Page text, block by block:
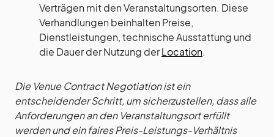
Verträgen mit den Veranstaltungsorten. Diese
Verhandlungen beinhalten Preise,
Dienstleistungen, technische Ausstattung und
die Dauer der Nutzung derLocation.
Die Venue Contract Negotiation ist ein
entscheidender Schritt, um sicherzustellen, dass alle
Anforderungen an den Veranstaltungsort erfüllt
werden und ein faires Preis-Leistungs-Verhältnis